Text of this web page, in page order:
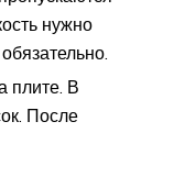
нужно
плите. В
После